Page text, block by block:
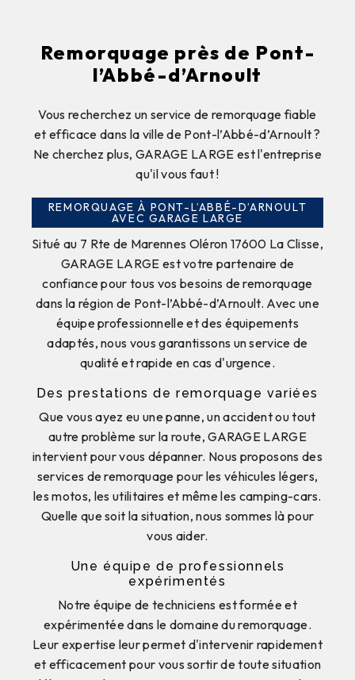
Remorquage près de Pont-
l’Abbé-d’Arnoult
Vous recherchez un service de remorquage fiable
et efficace dans la ville de Pont-l’Abbé-d’Arnoult ?
Ne cherchez plus, GARAGE LARGE est l'entreprise
qu'il vous faut !
REMORQUAGE À PONT-L’ABBÉ-D’ARNOULT
AVEC GARAGE LARGE
Situé au 7 Rte de Marennes Oléron 17600 La Clisse,
GARAGE LARGE est votre partenaire de
confiance pour tous vos besoins de remorquage
dans la région de Pont-l’Abbé-d’Arnoult. Avec une
équipe professionnelle et des équipements
adaptés, nous vous garantissons un service de
qualité et rapide en cas d'urgence.
Des prestations de remorquage variées
Que vous ayez eu une panne, un accident ou tout
autre problème sur la route, GARAGE LARGE
intervient pour vous dépanner. Nous proposons des
services de remorquage pour les véhicules légers,
les motos, les utilitaires et même les camping-cars.
Quelle que soit la situation, nous sommes là pour
vous aider.
Une équipe de professionnels
expérimentés
Notre équipe de techniciens est formée et
expérimentée dans le domaine du remorquage.
Leur expertise leur permet d'intervenir rapidement
et efficacement pour vous sortir de toute situation